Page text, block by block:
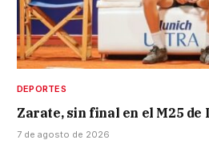
DEPORTES
Zarate, sin final en el M25 de
7 de agosto de 2026